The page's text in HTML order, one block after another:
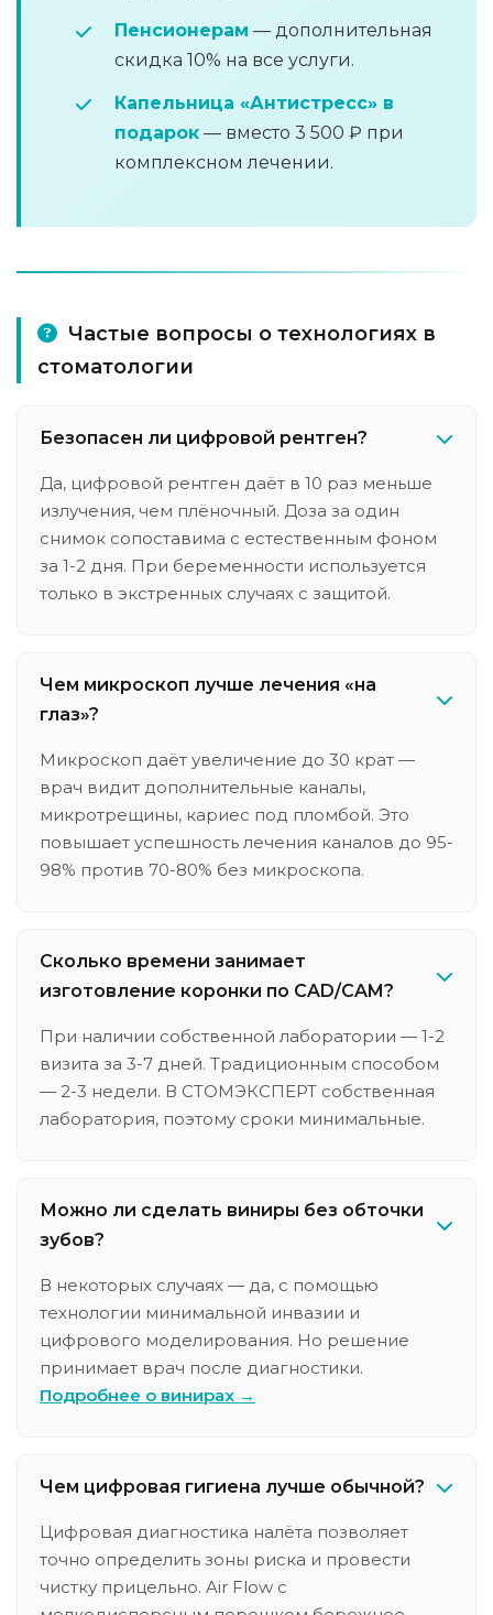
Пенсионерам — дополнительная
скидка 10% на все услуги.
Капельница «Антистресс» в
подарок — вместо 3 500 ₽ при
комплексном лечении.
Частые вопросы о технологиях в
стоматологии
Безопасен ли цифровой рентген?
Да, цифровой рентген даёт в 10 раз меньше
излучения, чем плёночный. Доза за один
снимок сопоставима с естественным фоном
за 1-2 дня. При беременности используется
только в экстренных случаях с защитой.
Чем микроскоп лучше лечения «на
глаз»?
Микроскоп даёт увеличение до 30 крат —
врач видит дополнительные каналы,
микротрещины, кариес под пломбой. Это
повышает успешность лечения каналов до 95-
98% против 70-80% без микроскопа.
Сколько времени занимает
изготовление коронки по CAD/CAM?
При наличии собственной лаборатории — 1-2
визита за 3-7 дней. Традиционным способом
— 2-3 недели. В СТОМЭКСПЕРТ собственная
лаборатория, поэтому сроки минимальные.
Можно ли сделать виниры без обточки
зубов?
В некоторых случаях — да, с помощью
технологии минимальной инвазии и
цифрового моделирования. Но решение
принимает врач после диагностики.
Подробнее о винирах →
Чем цифровая гигиена лучше обычной?
Цифровая диагностика налёта позволяет
точно определить зоны риска и провести
чистку прицельно. Air Flow с